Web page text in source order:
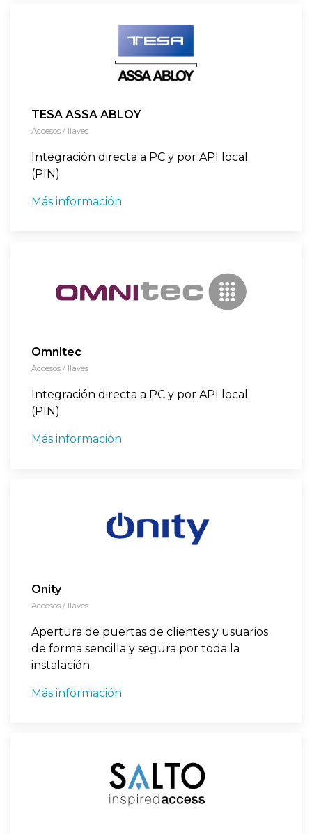
TESA ASSA ABLOY
Accesos / llaves
Integración directa a PC y por API local
(PIN).
Más información
Omnitec
Accesos / llaves
Integración directa a PC y por API local
(PIN).
Más información
Onity
Accesos / llaves
Apertura de puertas de clientes y usuarios
de forma sencilla y segura por toda la
instalación.
Más información